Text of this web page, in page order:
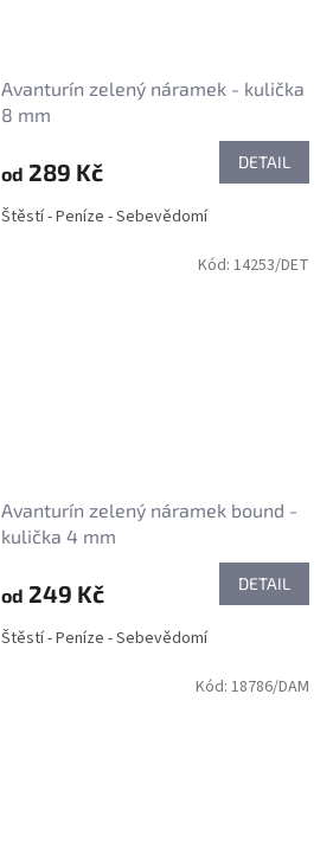
Avanturín zelený náramek - kulička
8 mm
od 289 Kč DETAIL
Štěstí - Peníze - Sebevědomí
Avanturín zelený náramek bound -
kulička 4 mm
od 249 Kč DETAIL
Štěstí - Peníze - Sebevědomí
Kód: 14253/DET
Kód: 18786/DAM